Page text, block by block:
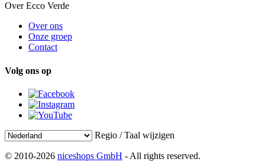
Over Ecco Verde
Over ons
Onze groep
Contact
Volg ons op
Regio / Taal wijzigen
© 2010-2026 niceshops GmbH - All rights reserved.